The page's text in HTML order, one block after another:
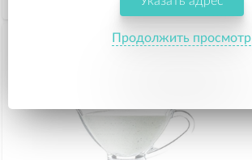
109
Продолжить просмотр